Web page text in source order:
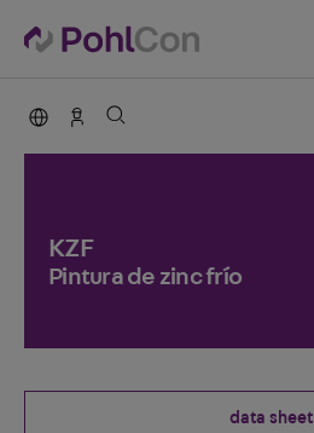
PohlCon international
Vertrieb Deutschland
KZF
Pintura de zinc frío
data sheet